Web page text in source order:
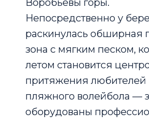
Воробьевы горы.
Непосредственно у
раскинулась обширная
зона с мягким песком,
летом становится
притяжения любителей
пляжного волейбола —
оборудованы